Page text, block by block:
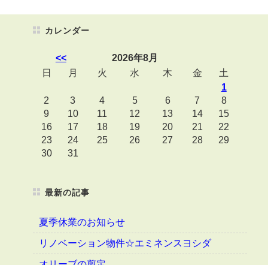
カレンダー
<<
2026年8月
日
月 火 水 木 金
土
1
2
3 4 5 6 7
8
9
10 11 12 13 14
15
16
17 18 19 20 21
22
23
24 25 26 27 28
29
30
31
最新の記事
夏季休業のお知らせ
リノベーション物件☆エミネンスヨシダ